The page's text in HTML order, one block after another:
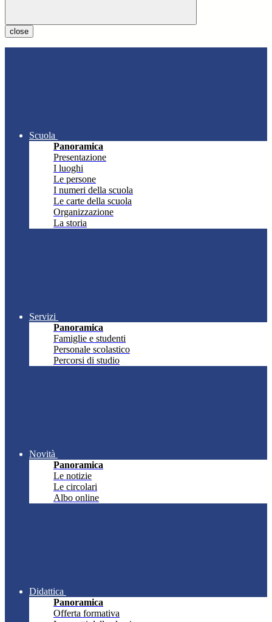
close
Scuola
Panoramica
Presentazione
I luoghi
Le persone
I numeri della scuola
Le carte della scuola
Organizzazione
La storia
Servizi
Panoramica
Famiglie e studenti
Personale scolastico
Percorsi di studio
Novità
Panoramica
Le notizie
Le circolari
Albo online
Didattica
Panoramica
Offerta formativa